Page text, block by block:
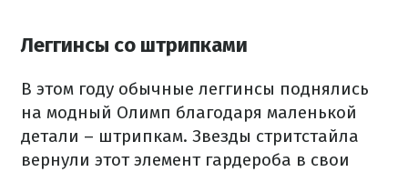
Леггинсы со штрипками
В этом году обычные леггинсы поднялись
на модный Олимп благодаря маленькой
детали – штрипкам. Звезды стритстайла
вернули этот элемент гардероба в свои